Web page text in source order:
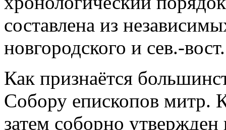
составлена из
новгородского и сев.-
Как признаётся
Собору епископов митр.
затем соборно